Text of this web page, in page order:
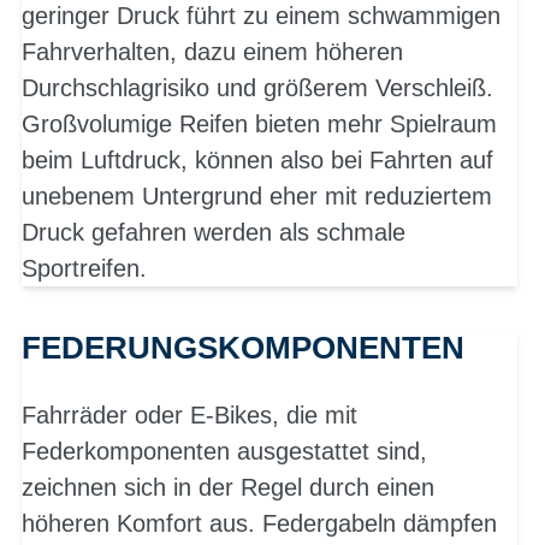
geringer Druck führt zu einem schwammigen
Fahrverhalten, dazu einem höheren
Durchschlagrisiko und größerem Verschleiß.
Großvolumige Reifen bieten mehr Spielraum
beim Luftdruck, können also bei Fahrten auf
unebenem Untergrund eher mit reduziertem
Druck gefahren werden als schmale
Sportreifen.
FEDERUNGSKOMPONENTEN
Fahrräder oder E-Bikes, die mit
Federkomponenten ausgestattet sind,
zeichnen sich in der Regel durch einen
höheren Komfort aus. Federgabeln dämpfen